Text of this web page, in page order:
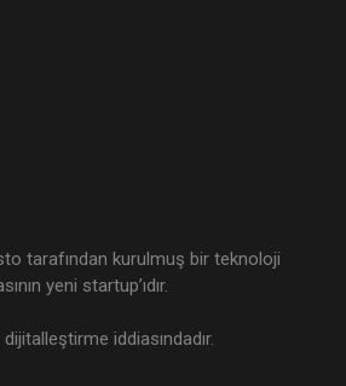
Enstitüsü
- X. Oturum: KIYMETLİ
tarafından kurulmuş bir teknoloji
yeni startup’ıdır.
iddiasındadır.